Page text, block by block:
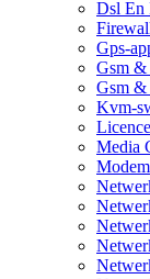
Dsl En
Gps-
Gsm &
Gsm &
Kvm-
Licence
Media
Modem